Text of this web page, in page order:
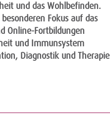
und das Wohlbefinden.
Fokus auf das
Online-Fortbildungen
und Immunsystem
Diagnostik und Therapie